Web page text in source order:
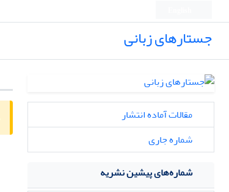
جستارهای زبانی
مقالات آماده انتشار
شماره جاری
شماره‌های پیشین نشریه